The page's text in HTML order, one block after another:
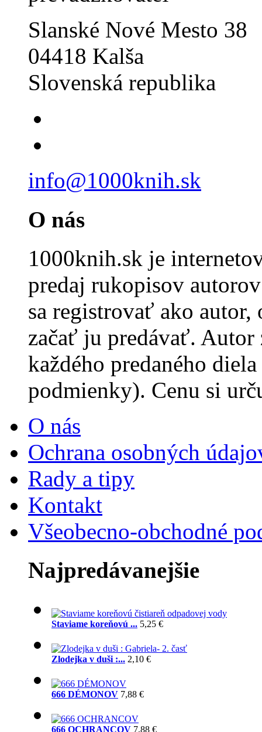
Slanské Nové Mesto 38
04418 Kalša
Slovenská republika
info@1000knih.sk
O nás
1000knih.sk je
predaj rukopisov
sa registrovať ako
začať ju predávať.
každého predaného
podmienky). Cenu si
O nás
Ochrana osobných
Rady a tipy
Kontakt
Všeobecno-obchodné
Najpredávanejšie
Staviame koreňovú ... 5,25 €
Zlodejka v duši :... 2,10 €
666 DÉMONOV 7,88 €
666 OCHRANCOV 7,88 €